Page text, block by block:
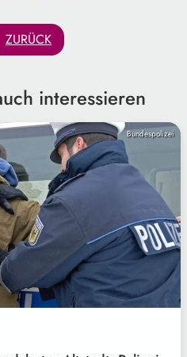
ZURÜCK
interessieren
Bundespolizei